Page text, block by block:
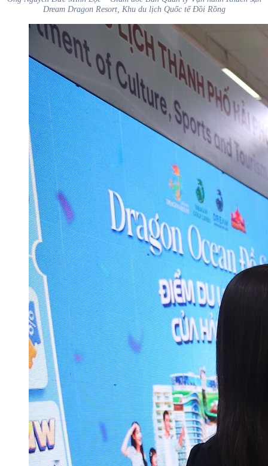
Dream Dragon Resort, Khu du lịch Quốc tế Đồi Rồng